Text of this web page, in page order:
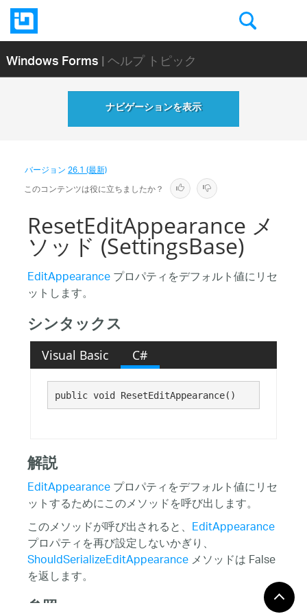
Windows Forms| ヘルプ トピック
ナビゲーションを表示
バージョン26.1 (最新)
このコンテンツは役に立ちましたか？
ResetEditAppearance メ
ソッド (SettingsBase)
EditAppearanceプロパティをデフォルト値にリセ
ットします。
シンタックス
Visual Basic C#
public void ResetEditAppearance()
解説
EditAppearanceプロパティをデフォルト値にリセ
ットするためにこのメソッドを呼び出します。
このメソッドが呼び出されると、 EditAppearance
プロパティを再び設定しないかぎり、
ShouldSerializeEditAppearanceメソッドは False
を返します。